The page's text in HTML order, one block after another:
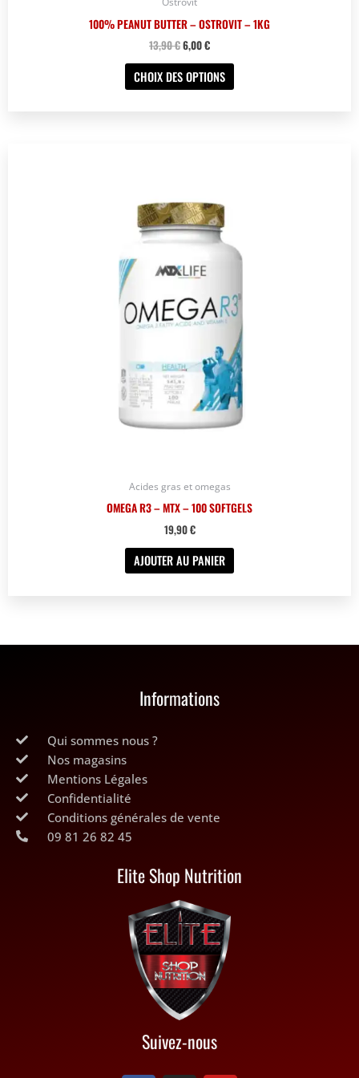
100% PEANUT BUTTER – OSTROVIT – 1KG
13,90€6,00€
CHOIX DES OPTIONS
Acides gras et omegas
OMEGA R3 – MTX – 100 SOFTGELS
19,90€
AJOUTER AU PANIER
Informations
Qui sommes nous ?
Nos magasins
Mentions Légales
Confidentialité
Conditions générales de vente
09 81 26 82 45
Elite Shop Nutrition
Suivez-nous